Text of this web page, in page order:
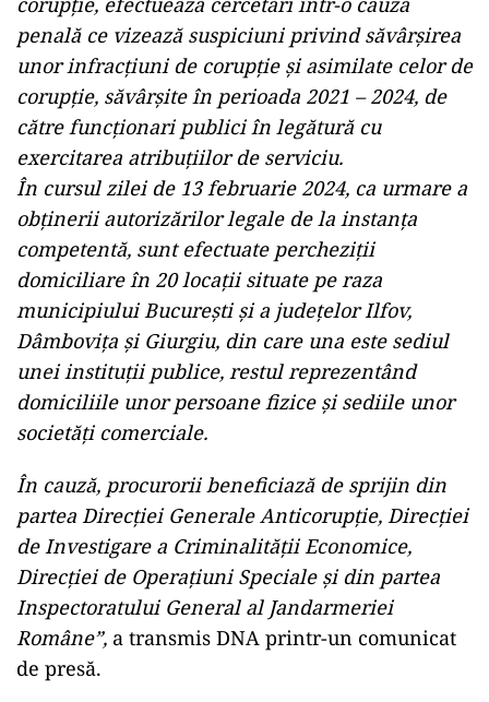
penală ce vizează suspiciuni privind săvârșirea
unor infracțiuni de corupție și asimilate celor de
corupție, săvârșite în perioada 2021 – 2024, de
către funcționari publici în legătură cu
exercitarea atribuțiilor de serviciu.
În cursul zilei de 13 februarie 2024, ca urmare a
obținerii autorizărilor legale de la instanța
competentă, sunt efectuate percheziții
domiciliare în 20 locații situate pe raza
municipiului București și a județelor Ilfov,
Dâmbovița și Giurgiu, din care una este sediul
unei instituții publice, restul reprezentând
domiciliile unor persoane fizice și sediile unor
societăți comerciale.
În cauză, procurorii beneficiază de sprijin din
partea Direcției Generale Anticorupție, Direcției
de Investigare a Criminalității Economice,
Direcției de Operațiuni Speciale și din partea
Inspectoratului General al Jandarmeriei
Române”, a transmis DNA printr-un comunicat
de presă.